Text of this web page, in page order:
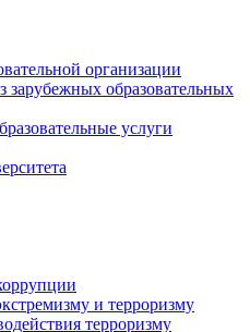
организации
зарубежных образовательных
услуги
и терроризму
терроризму